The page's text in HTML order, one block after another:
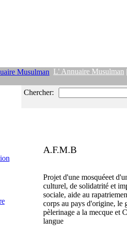
L' Annuaire Musulman
Chercher:
A.F.M.B
Projet d'une mosquéeet
culturel, de solidatrité et
sociale, aide au
corps au pays d'origine, le
pèlerinage a la mecque et
langue